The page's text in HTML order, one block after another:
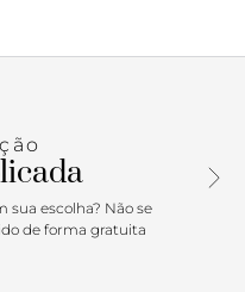
presença e conforto
e o detalhe em
criar contrastes cool
acompanhando você
as ocasiões.
sua escolha? Não se
de forma gratuita